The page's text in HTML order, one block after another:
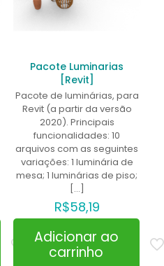
Pacote Luminarias
[Revit]
Pacote de luminárias, para
Revit (a partir da versão
2020). Principais
funcionalidades: 10
arquivos com as seguintes
variações: 1 luminária de
mesa; 1 luminárias de piso;
[…]
R$58,19
Adicionar ao
carrinho